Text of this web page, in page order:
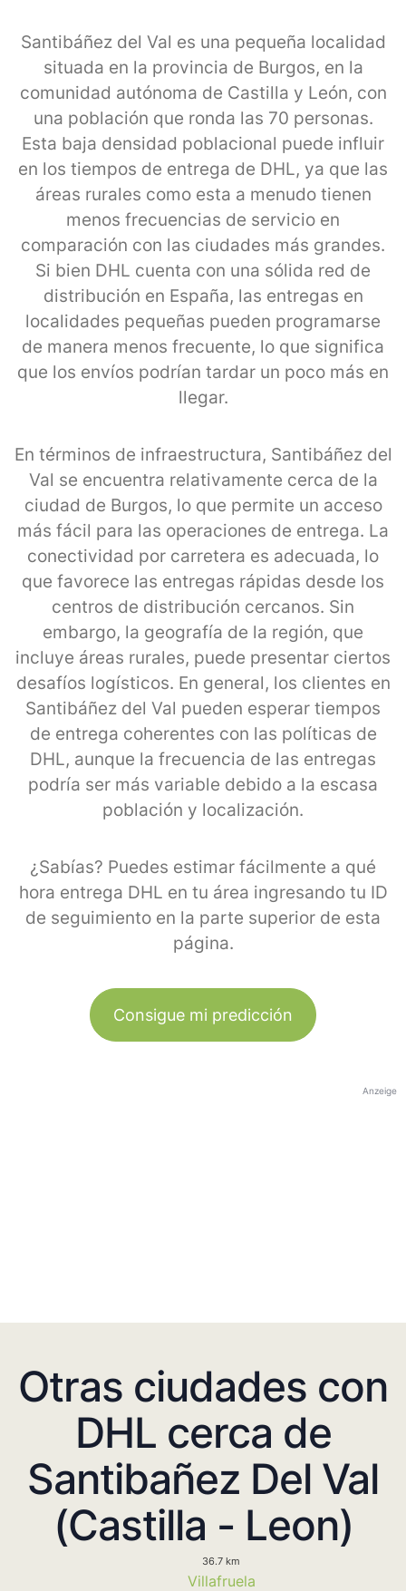
Santibáñez del Val es una pequeña localidad
situada en la provincia de Burgos, en la
comunidad autónoma de Castilla y León, con
una población que ronda las 70 personas.
Esta baja densidad poblacional puede influir
en los tiempos de entrega de DHL, ya que las
áreas rurales como esta a menudo tienen
menos frecuencias de servicio en
comparación con las ciudades más grandes.
Si bien DHL cuenta con una sólida red de
distribución en España, las entregas en
localidades pequeñas pueden programarse
de manera menos frecuente, lo que significa
que los envíos podrían tardar un poco más en
llegar.
En términos de infraestructura, Santibáñez del
Val se encuentra relativamente cerca de la
ciudad de Burgos, lo que permite un acceso
más fácil para las operaciones de entrega. La
conectividad por carretera es adecuada, lo
que favorece las entregas rápidas desde los
centros de distribución cercanos. Sin
embargo, la geografía de la región, que
incluye áreas rurales, puede presentar ciertos
desafíos logísticos. En general, los clientes en
Santibáñez del Val pueden esperar tiempos
de entrega coherentes con las políticas de
DHL, aunque la frecuencia de las entregas
podría ser más variable debido a la escasa
población y localización.
¿Sabías? Puedes estimar fácilmente a qué
hora entrega DHL en tu área ingresando tu ID
de seguimiento en la parte superior de esta
página.
Consigue mi predicción
Anzeige
Otras ciudades con
DHL cerca de
Santibañez Del Val
(Castilla - Leon)
36.7 km
Villafruela